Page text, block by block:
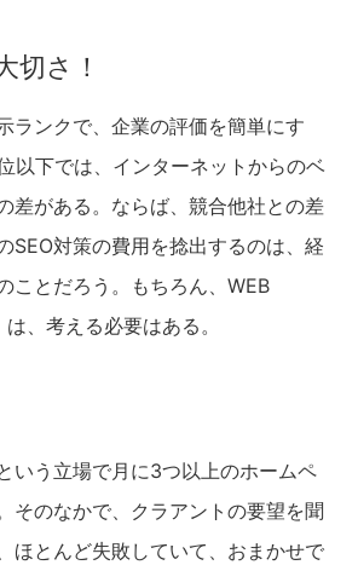
切さ！
ランクで、企業の評価を簡単にす
以下では、インターネットからのベ
差がある。ならば、競合他社との差
SEO対策の費用を捻出するのは、経
ことだろう。もちろん、WEB
、考える必要はある。
いう立場で月に3つ以上のホームペ
そのなかで、クラアントの要望を聞
ほとんど失敗していて、おまかせで